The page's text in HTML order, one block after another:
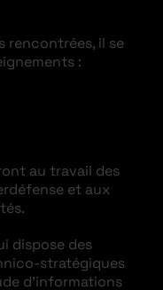
rencontrées, il se
:
au travail des
et aux
dispose des
stratégiques
d’informations